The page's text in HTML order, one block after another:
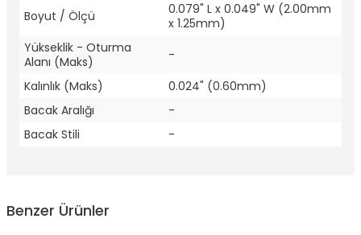
Boyut / Ölçü
0.079" L x 0.049" W (2.00mm
x 1.25mm)
Yükseklik - Oturma
Alanı (Maks)
-
Kalınlık (Maks)
0.024" (0.60mm)
Bacak Aralığı
-
Bacak Stili
-
Benzer Ürünler